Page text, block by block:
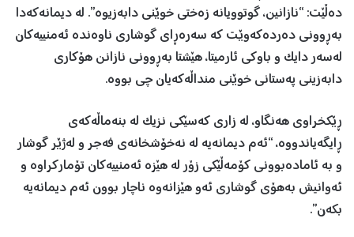
دەڵێت: “نازانین، گوتوویانە زەختی خوێنی دابەزیوە”. لە دیمانەکەدا
بەڕوونی دەردەکەوێت کە سەرەڕای گوشاری ناوەندە ئەمنییەکان
لەسەر دایک و باوکی ئارمیتا، هێشتا بەڕوونی نازانن هۆکاری
دابەزینی پەستانی خوێنی منداڵەکەیان چی بووە.
ڕێکخراوی هەنگاو، لە زاری کەسێکی نزیک لە بنەماڵەکەی
ڕایگەیاندووە، “ئەم دیمانەیە لە نەخۆشخانەی فەجر و لەژێر گوشار
و بە ئامادەبوونی کۆمەڵێکی زۆر لە هێزە ئەمنییەکان تۆمارکراوە و
ئەوانیش بەهۆی گوشاری ئەو هێزانەوە ناچار بوون ئەم دیمانەیە
بکەن”.